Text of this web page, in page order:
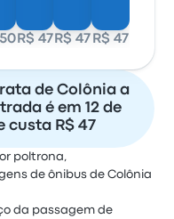
R$ 47 R$ 47 R$ 47
de Colônia a
é em 12 de
custa R$ 47
poltrona,
de ônibus de Colônia
da passagem de